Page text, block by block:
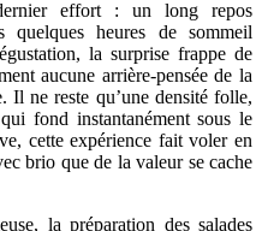
effort : un long repos
quelques heures de sommeil
la surprise frappe de
aucune arrière-pensée de la
Il ne reste qu’une densité folle,
fond instantanément sous le
cette expérience fait voler en
brio que de la valeur se cache
la préparation des salades